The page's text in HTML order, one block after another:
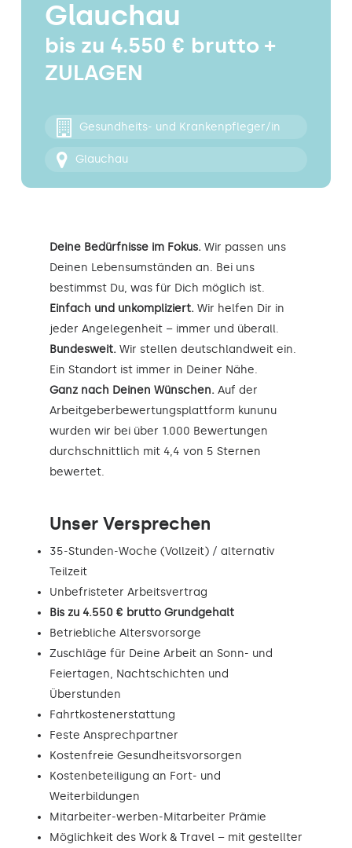
KontaktGlauchau
bis zu 4.550 € brutto +
ZULAGEN
Gesundheits- und Krankenpfleger/in
Glauchau
Deine Bedürfnisse im Fokus. Wir passen uns
Deinen Lebensumständen an. Bei uns
bestimmst Du, was für Dich möglich ist.
Einfach und unkompliziert. Wir helfen Dir in
jeder Angelegenheit – immer und überall.
Bundesweit. Wir stellen deutschlandweit ein.
Ein Standort ist immer in Deiner Nähe.
Ganz nach Deinen Wünschen. Auf der
Arbeitgeberbewertungsplattform kununu
wurden wir bei über 1.000 Bewertungen
durchschnittlich mit 4,4 von 5 Sternen
bewertet.
Unser Versprechen
35-Stunden-Woche (Vollzeit) / alternativ
Teilzeit
Unbefristeter Arbeitsvertrag
Bis zu 4.550 € brutto Grundgehalt
Betriebliche Altersvorsorge
Zuschläge für Deine Arbeit an Sonn- und
Feiertagen, Nachtschichten und
Überstunden
Fahrtkostenerstattung
Feste Ansprechpartner
Kostenfreie Gesundheitsvorsorgen
Kostenbeteiligung an Fort- und
Weiterbildungen
Mitarbeiter-werben-Mitarbeiter Prämie
Möglichkeit des Work & Travel – mit gestellter